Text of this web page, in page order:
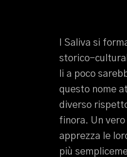
I Saliva si
storico-
li a poco
questo nome
diverso
finora. Un
apprezza le
più